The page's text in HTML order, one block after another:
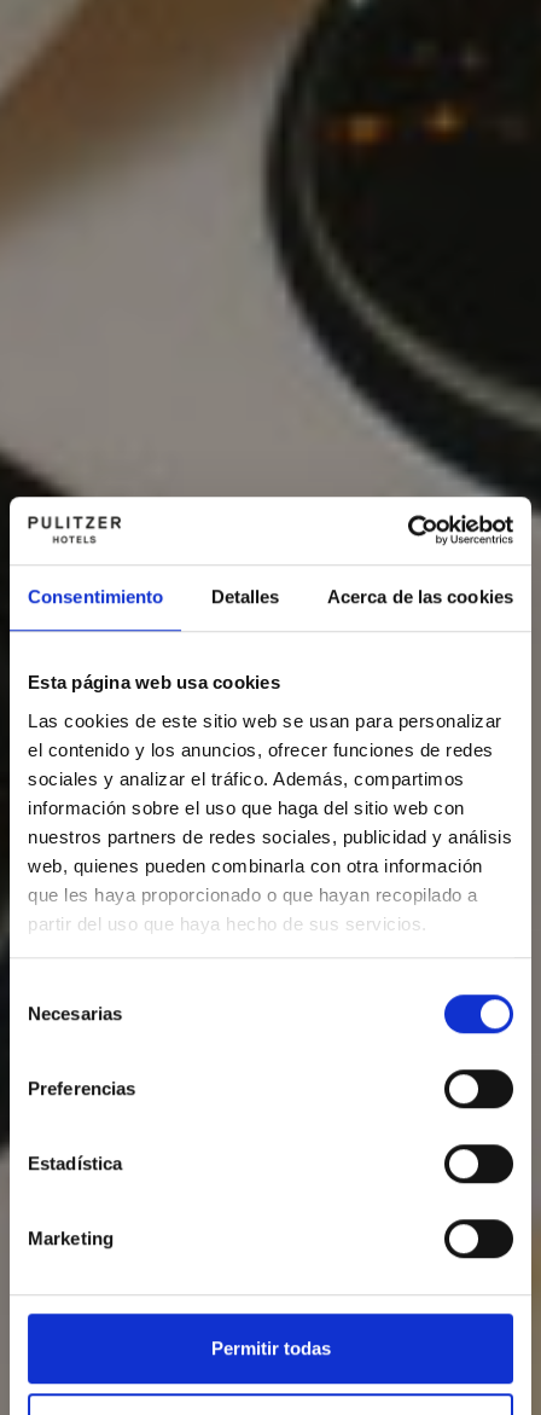
Consentimiento Detalles Acerca de las cookies
Esta página web usa cookies
Las cookies de este sitio web se usan para personalizar
el contenido y los anuncios, ofrecer funciones de redes
sociales y analizar el tráfico. Además, compartimos
información sobre el uso que haga del sitio web con
nuestros partners de redes sociales, publicidad y análisis
web, quienes pueden combinarla con otra información
que les haya proporcionado o que hayan recopilado a
partir del uso que haya hecho de sus servicios.
Necesarias
Preferencias
Estadística
Marketing
Permitir todas